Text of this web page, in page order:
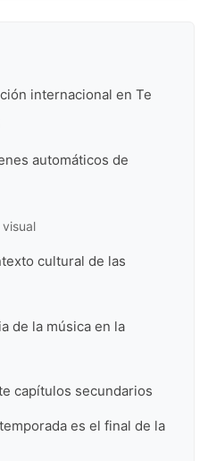
internacional en Te
automáticos de
cultural de las
de la música en la
capítulos secundarios
es el final de la